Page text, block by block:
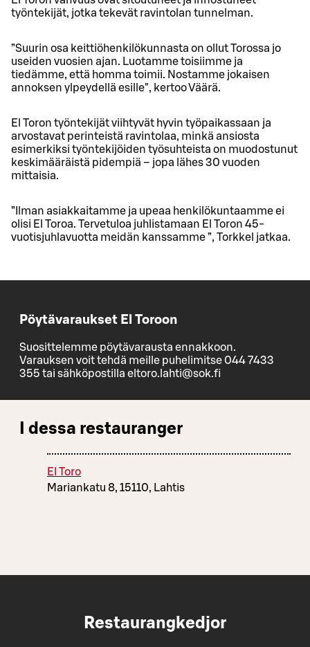
työntekijät, jotka tekevät ravintolan tunnelman.
”Suurin osa keittiöhenkilökunnasta on ollut Torossa jo
useiden vuosien ajan. Luotamme toisiimme ja
tiedämme, että homma toimii. Nostamme jokaisen
annoksen ylpeydellä esille", kertoo Väärä.
El Toron työntekijät viihtyvät hyvin työpaikassaan ja
arvostavat perinteistä ravintolaa, minkä ansiosta
esimerkiksi työntekijöiden työsuhteista on muodostunut
keskimääräistä pidempiä – jopa lähes 30 vuoden
mittaisia.
”Ilman asiakkaitamme ja upeaa henkilökuntaamme ei
olisi El Toroa. Tervetuloa juhlistamaan El Toron 45-
vuotisjuhlavuotta meidän kanssamme ”, Torkkel jatkaa.
Pöytävaraukset El Toroon
Suosittelemme pöytävarausta ennakkoon.
Varauksen voit tehdä meille puhelimitse 044 7433
355 tai sähköpostilla eltoro.lahti@sok.fi
I dessa restauranger
El Toro
Mariankatu 8, 15110, Lahtis
Restaurangkedjor